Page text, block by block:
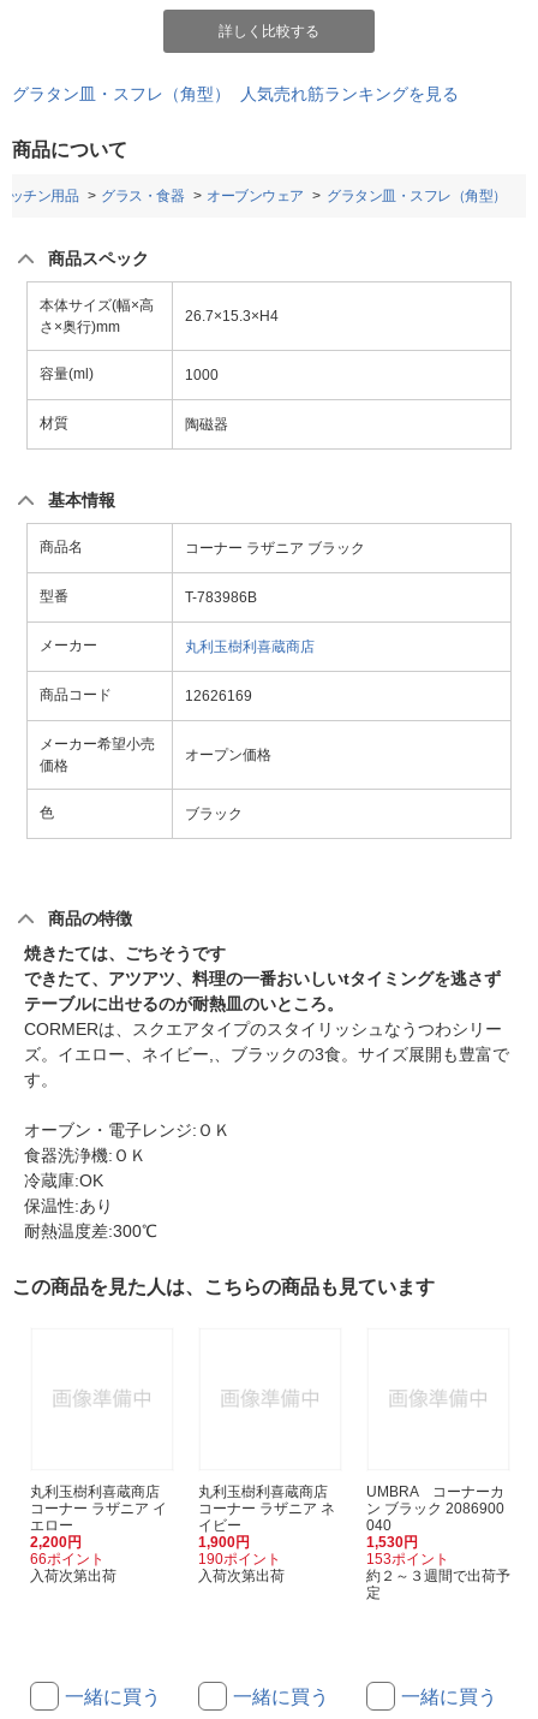
詳しく比較する
グラタン皿・スフレ（角型） 人気売れ筋ランキングを見る
商品について
ッチン用品 グラス・食器 オーブンウェア グラタン皿・スフレ（角型）
商品スペック
本体サイズ(幅×高
さ×奥行)mm
26.7×15.3×H4
容量(ml) 1000
材質 陶磁器
基本情報
商品名 コーナー ラザニア ブラック
型番 T-783986B
メーカー 丸利玉樹利喜蔵商店
商品コード 12626169
メーカー希望小売
価格
オープン価格
色 ブラック
商品の特徴
焼きたては、ごちそうです
できたて、アツアツ、料理の一番おいしいtタイミングを逃さず
テーブルに出せるのが耐熱皿のいところ。
CORMERは、スクエアタイプのスタイリッシュなうつわシリー
ズ。イエロー、ネイビー,、ブラックの3食。サイズ展開も豊富で
す。
オーブン・電子レンジ:ＯＫ
食器洗浄機:ＯＫ
冷蔵庫:OK
保温性:あり
耐熱温度差:300℃
この商品を見た人は、こちらの商品も見ています
丸利玉樹利喜蔵商店
コーナー ラザニア イ
エロー
2,200円
66ポイント
入荷次第出荷
一緒に買う
丸利玉樹利喜蔵商店
コーナー ラザニア ネ
イビー
1,900円
190ポイント
入荷次第出荷
一緒に買う
UMBRA コーナーカ
ン ブラック 2086900
040
1,530円
153ポイント
約２～３週間で出荷予
定
一緒に買う